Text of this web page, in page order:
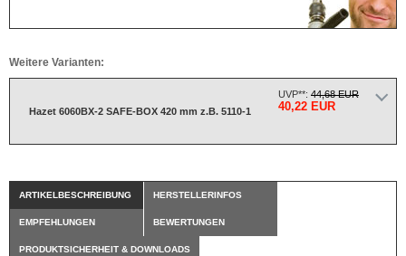
Weitere Varianten:
Hazet 6060BX-2 SAFE-BOX 420 mm z.B. 5110-1
UVP**: 44,68 EUR
40,22 EUR
ARTIKELBESCHREIBUNG HERSTELLERINFOS
EMPFEHLUNGEN BEWERTUNGEN
PRODUKTSICHERHEIT & DOWNLOADS